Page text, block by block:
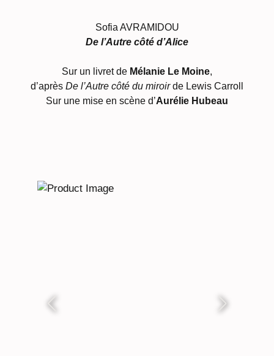
Sofia AVRAMIDOU
De l’Autre côté d’Alice
Sur un livret de Mélanie Le Moine,
d’après De l’Autre côté du miroirde Lewis Carroll
Sur une mise en scène d’Aurélie Hubeau